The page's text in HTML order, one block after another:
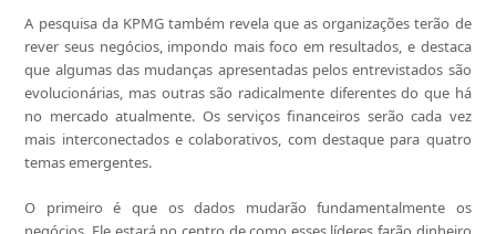
A pesquisa da KPMG também revela que as organizações terão de
rever seus negócios, impondo mais foco em resultados, e destaca
que algumas das mudanças apresentadas pelos entrevistados são
evolucionárias, mas outras são radicalmente diferentes do que há
no mercado atualmente. Os serviços financeiros serão cada vez
mais interconectados e colaborativos, com destaque para quatro
temas emergentes.
O primeiro é que os dados mudarão fundamentalmente os